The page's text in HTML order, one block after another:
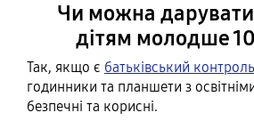
Чи можна
дітям молодше
Так, якщо є батьківський контроль
годинники та планшети з
безпечні та корисні.